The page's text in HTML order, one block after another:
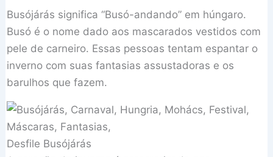
Busójárás significa “Busó-andando” em húngaro.
Busó é o nome dado aos mascarados vestidos com
pele de carneiro. Essas pessoas tentam espantar o
inverno com suas fantasias assustadoras e os
barulhos que fazem.
Desfile Busójárás